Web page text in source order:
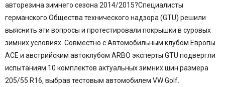
авторезина зимнего сезона 2014/2015?Специалисты
германского Общества технического надзора (GTU) решили
выяснить эти вопросы и протестировали покрышки в суровых
зимних условиях. Совместно с Автомобильным клубом Европы
ACE и австрийским автоклубом ARBO эксперты GTU подвергли
испытаниям 10 комплектов актуальных зимних шин размера
205/55 R16, выбрав тестовым автомобилем VW Golf.